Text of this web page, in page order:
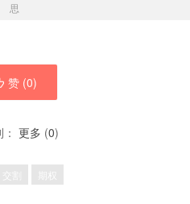
思
赞 (0)
更多 (0)
期权